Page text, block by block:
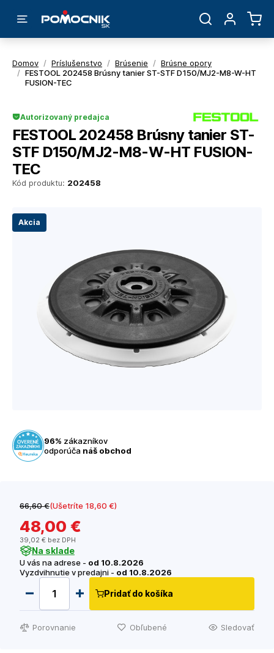
Domov / Príslušenstvo / Brúsenie / Brúsne opory
/ FESTOOL 202458 Brúsny tanier ST-STF D150/MJ2-M8-W-HT
FUSION-TEC
Akcia
Kód produktu: 202458
Autorizovaný predajca
FESTOOL 202458 Brúsny tanier ST-
STF D150/MJ2-M8-W-HT FUSION-
TEC
96% zákazníkov
odporúča náš obchod
66,60 €(Ušetríte 18,60 €)
48,00 €
39 ,02 € bez DPH
Na sklade
U vás na adrese - od 10.8.2026
Vyzdvihnutie v predajni - od 10.8.2026
Pridať do košíka
Porovnanie Obľubené Sledovať